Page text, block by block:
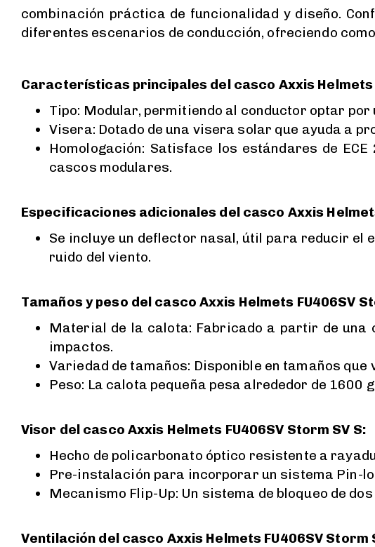
combinación práctica de funcionalidad y diseño.
diferentes escenarios de conducción, ofreciendo
Características principales del casco Axxis Helmets
Tipo: Modular, permitiendo al conductor optar
Visera: Dotado de una visera solar que ayuda a
Homologación: Satisface los estándares de
cascos modulares.
Especificaciones adicionales del casco Axxis
Se incluye un deflector nasal, útil para reducir el
ruido del viento.
Tamaños y peso del casco Axxis Helmets FU406SV
Material de la calota: Fabricado a partir de una
impactos.
Variedad de tamaños: Disponible en tamaños que
Peso: La calota pequeña pesa alrededor de
Visor del casco Axxis Helmets FU406SV Storm SV S:
Hecho de policarbonato óptico resistente a
Pre-instalación para incorporar un sistema Pin-
Mecanismo Flip-Up: Un sistema de bloqueo de
Ventilación del casco Axxis Helmets FU406SV Storm